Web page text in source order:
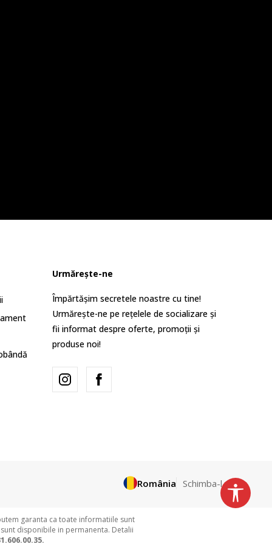
Urmărește-ne
Împărtășim secretele noastre cu tine!
Urmărește-ne pe rețelele de socializare și
fii informat despre oferte, promoții și
produse noi!
România Schimba-l
garanta ca toate informatiile sunt
disponibile in permanenta. Detalii